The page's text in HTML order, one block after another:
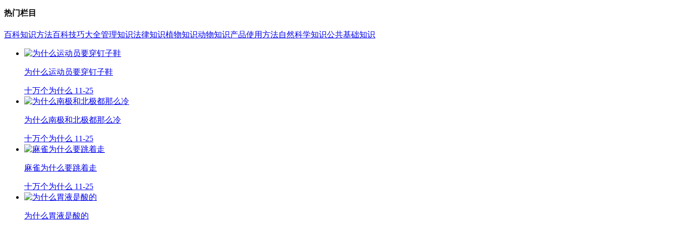
热门栏目
百科知识方法百科技巧大全管理知识法律知识植物知识动物知识产品使用方法自然科学知识公共基础知识
为什么运动员要穿钉子鞋
十万个为什么 11-25
为什么南极和北极都那么冷
十万个为什么 11-25
麻雀为什么要跳着走
十万个为什么 11-25
为什么胃液是酸的